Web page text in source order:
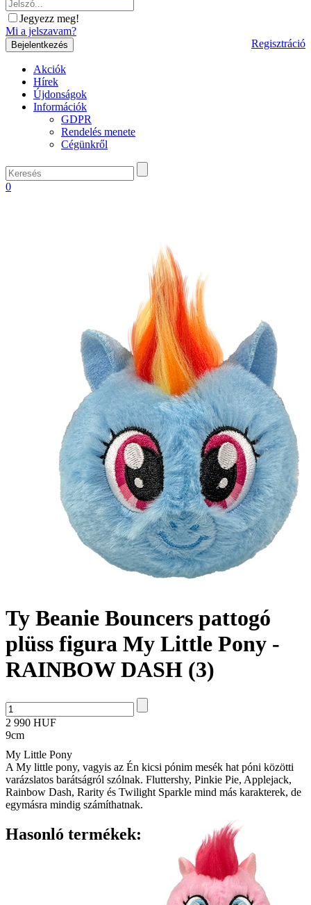
Jegyezz meg!
Mi a jelszavam?
Regisztráció
Akciók
Hírek
Újdonságok
Információk
GDPR
Rendelés menete
Cégünkről
0
Ty Beanie Bouncers pattogó
plüss figura My Little Pony -
RAINBOW DASH (3)
2 990 HUF
9cm
My Little Pony
A My little pony, vagyis az Én kicsi pónim mesék hat póni közötti
varázslatos barátságról szólnak. Fluttershy, Pinkie Pie, Applejack,
Rainbow Dash, Rarity és Twilight Sparkle mind más karakterek, de
egymásra mindig számíthatnak.
Hasonló termékek: